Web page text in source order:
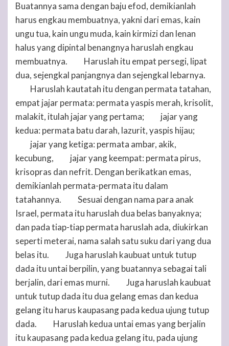
Buatannya sama dengan baju efod, demikianlah
harus engkau membuatnya, yakni dari emas, kain
ungu tua, kain ungu muda, kain kirmizi dan lenan
halus yang dipintal benangnya haruslah engkau
membuatnya.
Haruslah itu empat persegi, lipat
dua, sejengkal panjangnya dan sejengkal lebarnya.
Haruslah kautatah itu dengan permata tatahan,
empat jajar permata: permata yaspis merah, krisolit,
malakit, itulah jajar yang pertama;
jajar yang
kedua: permata batu darah, lazurit, yaspis hijau;
jajar yang ketiga: permata ambar, akik,
kecubung,
jajar yang keempat: permata pirus,
krisopras dan nefrit. Dengan berikatkan emas,
demikianlah permata-permata itu dalam
tatahannya.
Sesuai dengan nama para anak
Israel, permata itu haruslah dua belas banyaknya;
dan pada tiap-tiap permata haruslah ada, diukirkan
seperti meterai, nama salah satu suku dari yang dua
belas itu.
Juga haruslah kaubuat untuk tutup
dada itu untai berpilin, yang buatannya sebagai tali
berjalin, dari emas murni.
Juga haruslah kaubuat
untuk tutup dada itu dua gelang emas dan kedua
gelang itu harus kaupasang pada kedua ujung tutup
dada.
Haruslah kedua untai emas yang berjalin
itu kaupasang pada kedua gelang itu, pada ujung